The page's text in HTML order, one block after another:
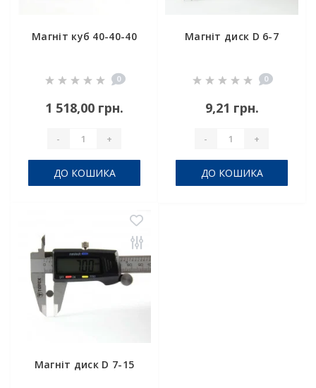
Магніт куб 40-40-40
0
1 518,00 грн.
- +
ДО КОШИКА
Магніт диск D 6-7
0
9,21 грн.
- +
ДО КОШИКА
Магніт диск D 7-15